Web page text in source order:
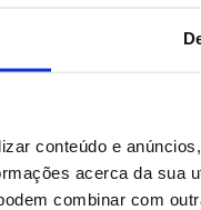
conteúdo e
acerca da
combinar com